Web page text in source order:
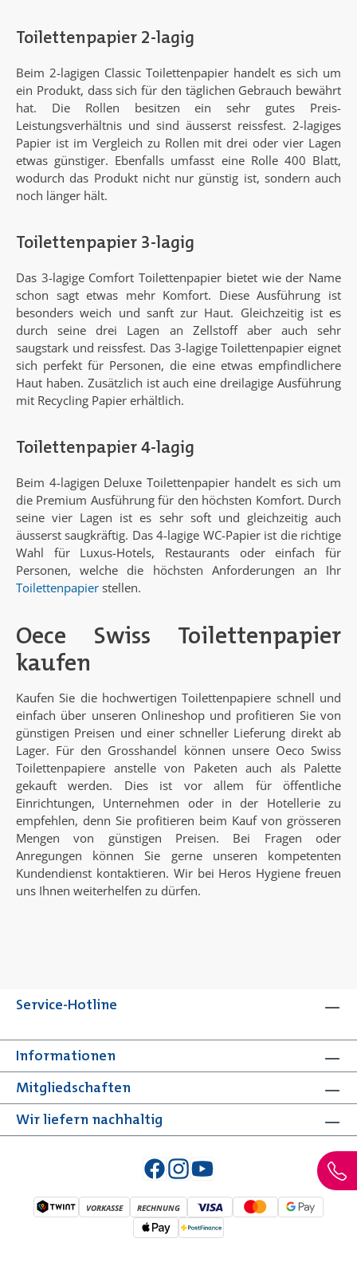
Toilettenpapier 2-lagig
Beim 2-lagigen Classic Toilettenpapier handelt es sich um
ein Produkt, dass sich für den täglichen Gebrauch bewährt
hat. Die Rollen besitzen ein sehr gutes Preis-
Leistungsverhältnis und sind äusserst reissfest. 2-lagiges
Papier ist im Vergleich zu Rollen mit drei oder vier Lagen
etwas günstiger. Ebenfalls umfasst eine Rolle 400 Blatt,
wodurch das Produkt nicht nur günstig ist, sondern auch
noch länger hält.
Toilettenpapier 3-lagig
Das 3-lagige Comfort Toilettenpapier bietet wie der Name
schon sagt etwas mehr Komfort. Diese Ausführung ist
besonders weich und sanft zur Haut. Gleichzeitig ist es
durch seine drei Lagen an Zellstoff aber auch sehr
saugstark und reissfest. Das 3-lagige Toilettenpapier eignet
sich perfekt für Personen, die eine etwas empfindlichere
Haut haben. Zusätzlich ist auch eine dreilagige Ausführung
mit Recycling Papier erhältlich.
Toilettenpapier 4-lagig
Beim 4-lagigen Deluxe Toilettenpapier handelt es sich um
die Premium Ausführung für den höchsten Komfort. Durch
seine vier Lagen ist es sehr soft und gleichzeitig auch
äusserst saugkräftig. Das 4-lagige WC-Papier ist die richtige
Wahl für Luxus-Hotels, Restaurants oder einfach für
Personen, welche die höchsten Anforderungen an Ihr
Toilettenpapier stellen.
Oece Swiss Toilettenpapier
kaufen
Kaufen Sie die hochwertigen Toilettenpapiere schnell und
einfach über unseren Onlineshop und profitieren Sie von
günstigen Preisen und einer schneller Lieferung direkt ab
Lager. Für den Grosshandel können unsere Oeco Swiss
Toilettenpapiere anstelle von Paketen auch als Palette
gekauft werden. Dies ist vor allem für öffentliche
Einrichtungen, Unternehmen oder in der Hotellerie zu
empfehlen, denn Sie profitieren beim Kauf von grösseren
Mengen von günstigen Preisen. Bei Fragen oder
Anregungen können Sie gerne unseren kompetenten
Kundendienst kontaktieren. Wir bei Heros Hygiene freuen
uns Ihnen weiterhelfen zu dürfen.
Service-Hotline
Mitgliedschaften
Informationen
Wir liefern nachhaltig
VORKASSE RECHNUNG